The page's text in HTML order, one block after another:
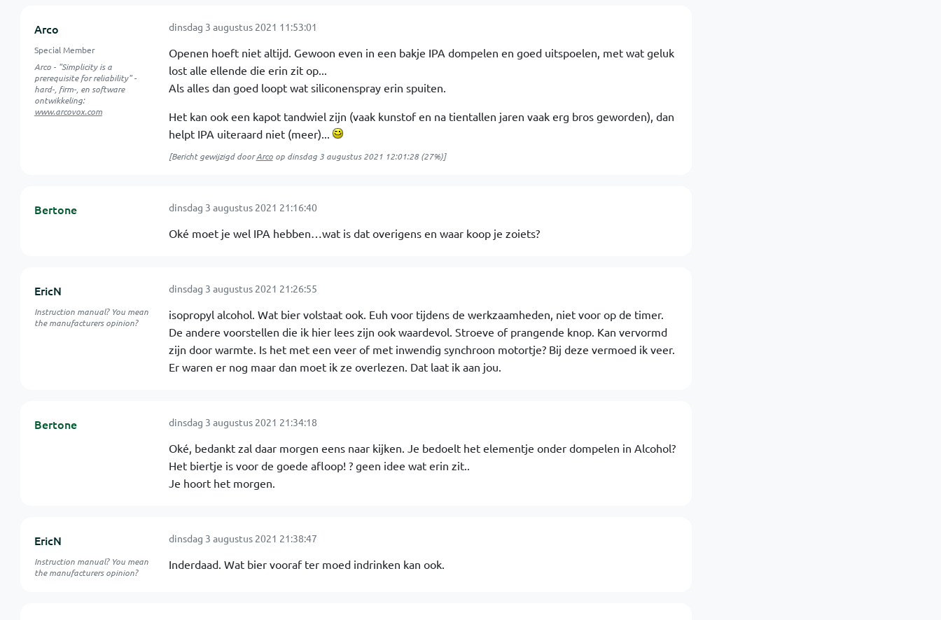
Arco
Special Member
Arco - "Simplicity is a
prerequisite for reliability" -
hard-, firm-, en software
ontwikkeling:
www.arcovox.com
dinsdag 3 augustus 2021 11:53:01
Openen hoeft niet altijd. Gewoon even in een bakje IPA dompelen en goed uitspoelen, met wat geluk
lost alle ellende die erin zit op...
Als alles dan goed loopt wat siliconenspray erin spuiten.
Het kan ook een kapot tandwiel zijn (vaak kunstof en na tientallen jaren vaak erg bros geworden), dan
helpt IPA uiteraard niet (meer)...
[Bericht gewijzigd doorArcoop dinsdag 3 augustus 2021 12:01:28(27%)]
Bertone dinsdag 3 augustus 2021 21:16:40
Oké moet je wel IPA hebben…wat is dat overigens en waar koop je zoiets?
EricN
Instruction manual? You mean
the manufacturers opinion?
dinsdag 3 augustus 2021 21:26:55
isopropyl alcohol. Wat bier volstaat ook. Euh voor tijdens de werkzaamheden, niet voor op de timer.
De andere voorstellen die ik hier lees zijn ook waardevol. Stroeve of prangende knop. Kan vervormd
zijn door warmte. Is het met een veer of met inwendig synchroon motortje? Bij deze vermoed ik veer.
Er waren er nog maar dan moet ik ze overlezen. Dat laat ik aan jou.
Bertone dinsdag 3 augustus 2021 21:34:18
Oké, bedankt zal daar morgen eens naar kijken. Je bedoelt het elementje onder dompelen in Alcohol?
Het biertje is voor de goede afloop! ? geen idee wat erin zit..
Je hoort het morgen.
EricN
Instruction manual? You mean
the manufacturers opinion?
dinsdag 3 augustus 2021 21:38:47
Inderdaad. Wat bier vooraf ter moed indrinken kan ook.